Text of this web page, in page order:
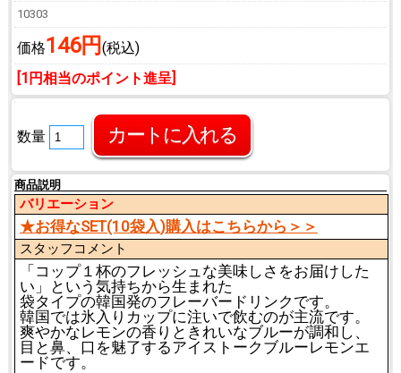
10303
価格146円 (税込)
[1円相当のポイント進呈]
数量
商品説明
バリエーション
★お得なSET(10袋入)購入はこちらから＞＞
スタッフコメント
「コップ１杯のフレッシュな美味しさをお届けした
い」という気持ちから生まれた
袋タイプの韓国発のフレーバードリンクです。
韓国では氷入りカップに注いで飲むのが主流です。
爽やかなレモンの香りときれいなブルーが調和し、
目と鼻、口を魅了するアイストークブルーレモンエ
ードです。